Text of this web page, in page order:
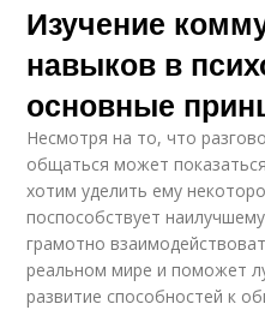
Изучение
навыков в
основные
Несмотря на то, что
общаться может
хотим уделить ему
поспособствует
грамотно
реальном мире и поможет
развитие способностей к